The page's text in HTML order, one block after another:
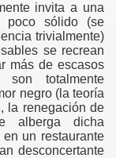
invita a una
poco sólido (se
trivialmente)
se recrean
más de escasos
totalmente
negro (la teoría
la renegación de
alberga dicha
un restaurante
desconcertante